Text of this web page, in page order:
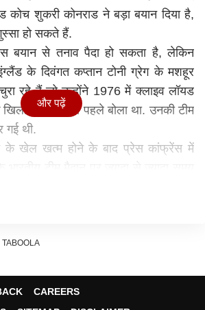
कोच शुकरी कोनराड ने बड़ा बयान दिया है,
हो सकते हैं.
बयान से तनाव पैदा हो सकता है, लेकिन
के दिवंगत कप्तान टोनी ग्रेग के मशहूर
रहे हैं जो उन्होंने 1976 में क्लाइव लॉयड
सीरीज से पहले बोला था. उनकी टीम
गई थी.
के खेल खत्म होने के बाद प्रेस कांफ्रेंस में
का मतलब होता है जमीन के बल लेटना या
और पढ़ें
CAREERS